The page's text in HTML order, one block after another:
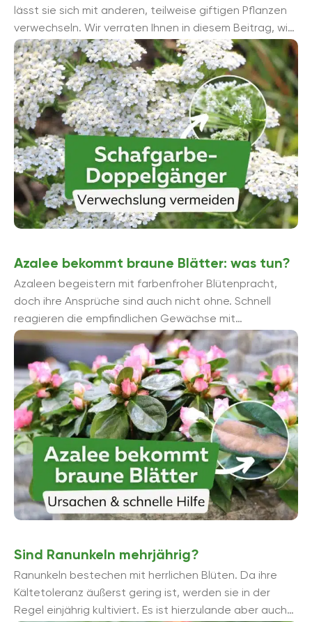
lässt sie sich mit anderen, teilweise giftigen Pflanzen
verwechseln. Wir verraten Ihnen in diesem Beitrag, wie
Sie die Doppelgänger erkennen und ...
Azalee bekommt braune Blätter: was tun?
Azaleen begeistern mit farbenfroher Blütenpracht,
doch ihre Ansprüche sind auch nicht ohne. Schnell
reagieren die empfindlichen Gewächse mit
Blattverfärbungen oder Blattverlust. Das sollten Sie
tun, wenn ...
Sind Ranunkeln mehrjährig?
Ranunkeln bestechen mit herrlichen Blüten. Da ihre
Kältetoleranz äußerst gering ist, werden sie in der
Regel einjährig kultiviert. Es ist hierzulande aber auch